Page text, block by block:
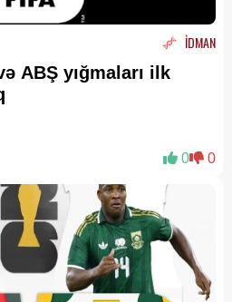
İDMAN
ABŞ yığmaları ilk
0 0